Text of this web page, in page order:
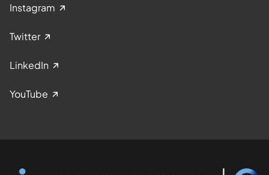
Instagram
Twitter
LinkedIn
YouTube